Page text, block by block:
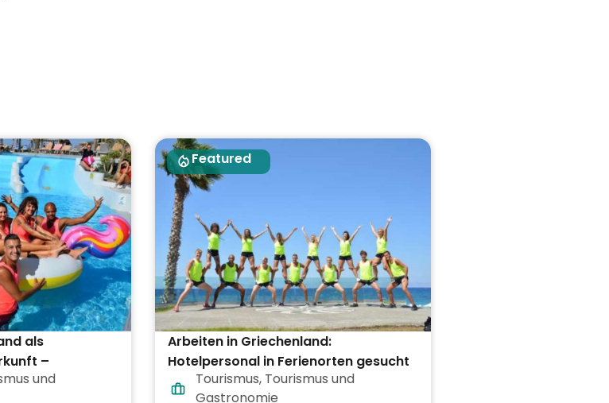
als
–
und
Featured
Arbeiten in Griechenland:
Hotelpersonal in Ferienorten gesucht
Tourismus, Tourismus und
Gastronomie